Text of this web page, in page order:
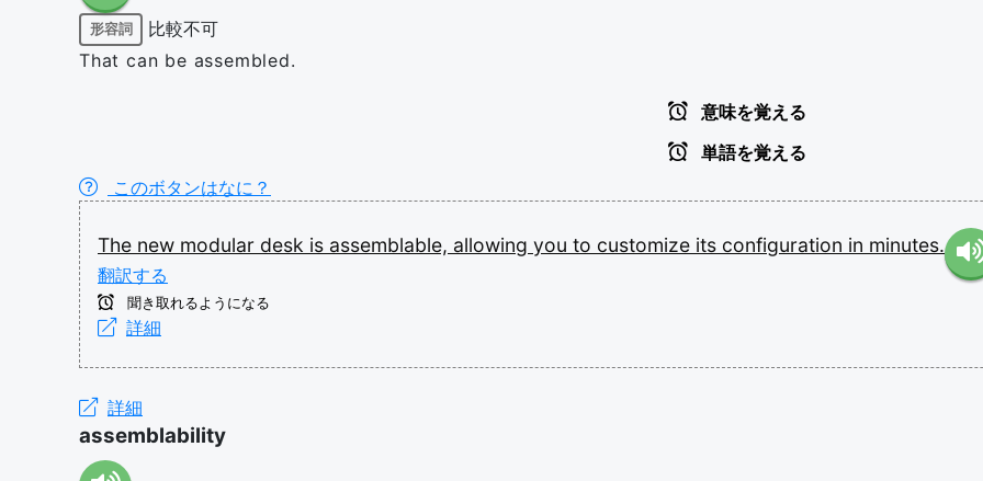
形容詞
比較不可
That can be assembled.
意味を覚える
単語を覚える
このボタンはなに？
The new modular desk is assemblable, allowing you to customize its configuration in minutes.
翻訳する
聞き取れるようになる
詳細
詳細
assemblability